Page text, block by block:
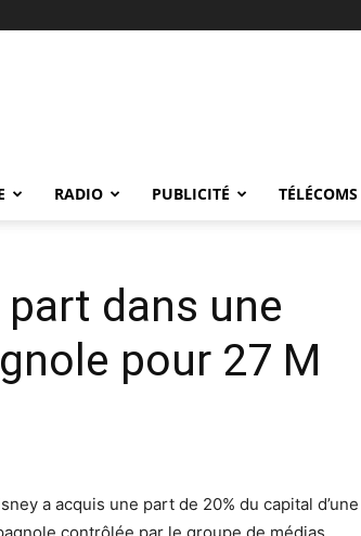
RADIO PUBLICITÉ TÉLÉCOMS
dans une
pour 27 M
a acquis une part de 20% du capital d’une